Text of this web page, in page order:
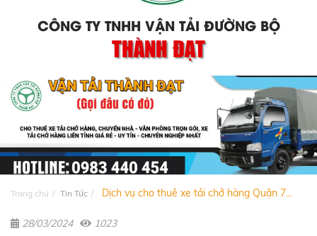
CÔNG TY TNHH VẬN TẢI ĐƯỜNG BỘ
THÀNH ĐẠT
Trang chủ Tin Tức Dịch vụ cho thuê xe tải chở hàng Quận 7...
28/03/2024 1023